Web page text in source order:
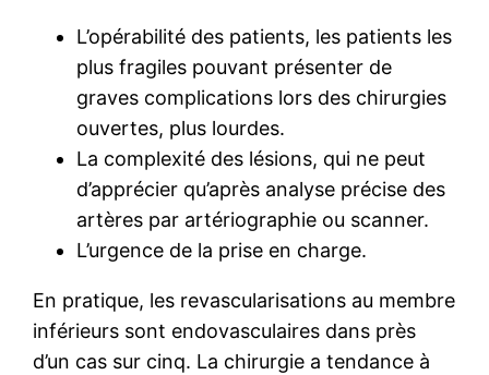
L’opérabilité des patients, les patients les
plus fragiles pouvant présenter de
graves complications lors des chirurgies
ouvertes, plus lourdes.
La complexité des lésions, qui ne peut
d’apprécier qu’après analyse précise des
artères par artériographie ou scanner.
L’urgence de la prise en charge.
En pratique, les revascularisations au membre
inférieurs sont endovasculaires dans près
d’un cas sur cinq. La chirurgie a tendance à